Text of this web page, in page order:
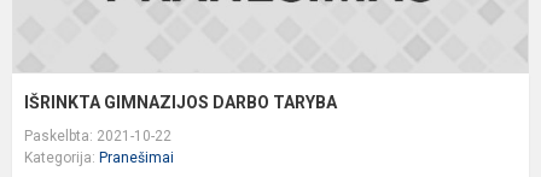
IŠRINKTA GIMNAZIJOS DARBO TARYBA
Paskelbta: 2021-10-22
Kategorija: Pranešimai